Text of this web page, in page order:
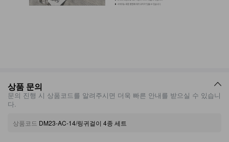
상품 문의
문의 진행 시 상품코드를 알려주시면 더욱 빠른 안내를 받으실 수 있습니
다.
상품코드 DM23-AC-14/링귀걸이 4종 세트